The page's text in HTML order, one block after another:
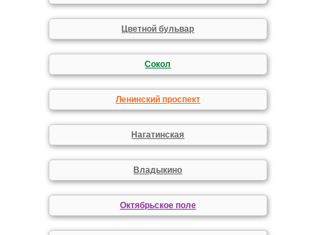
Цветной бульвар
Сокол
Ленинский проспект
Нагатинская
Владыкино
Октябрьское поле